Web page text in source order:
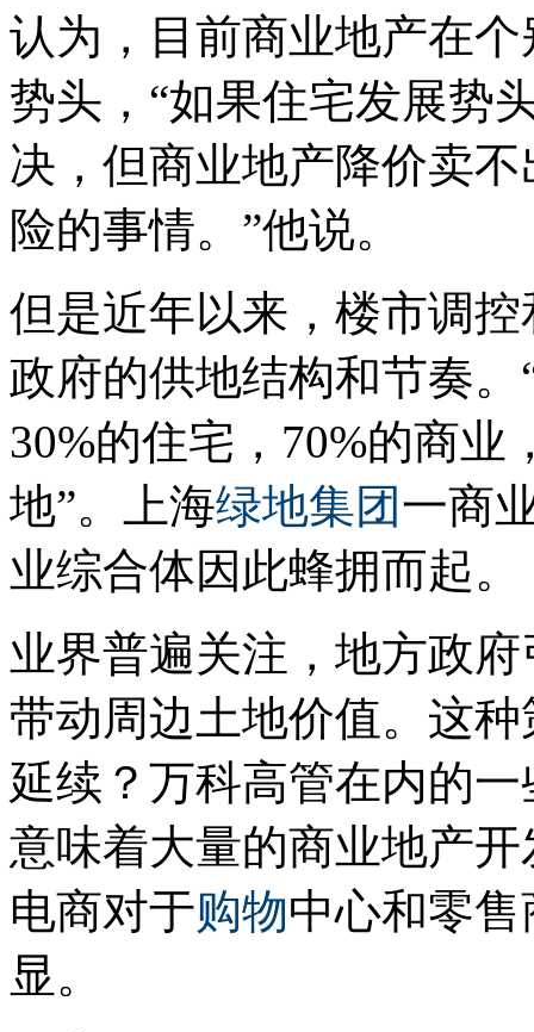
认为，目前商业地产在
势头，“如果住宅发展势
决，但商业地产降价卖
险的事情。”他说。
但是近年以来，楼市调
政府的供地结构和节奏
30%的住宅，70%的商
地”。上海绿地集团一商
业综合体因此蜂拥而起。
业界普遍关注，地方政
带动周边土地价值。这
延续？万科高管在内的
意味着大量的商业地产
电商对于购物中心和零
显。